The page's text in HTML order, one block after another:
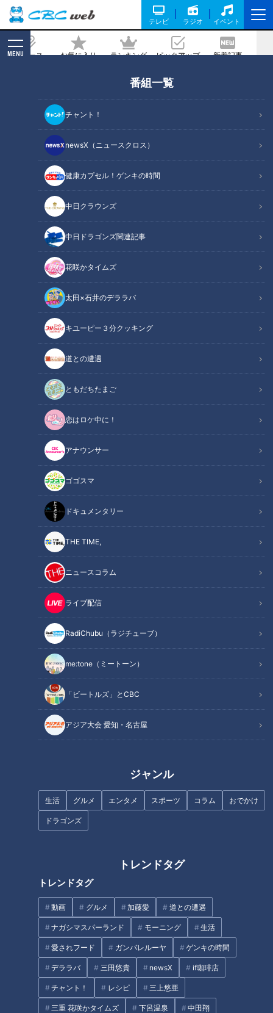
テレビ ラジオ イベント
ニュース お気に入り ランキング ピックアップ 新着記事
MENU
番組一覧
チャント！
newsX（ニュースクロス）
健康カプセル！ゲンキの時間
中日クラウンズ
中日ドラゴンズ関連記事
花咲かタイムズ
太田×石井のデララバ
キユーピー３分クッキング
道との遭遇
ともだちたまご
恋はロケ中に！
アナウンサー
ゴゴスマ
ドキュメンタリー
THE TIME,
ニュースコラム
ライブ配信
RadiChubu（ラジチューブ）
me:tone（ミートーン）
「ビートルズ」とCBC
アジア大会 愛知・名古屋
ジャンル
生活 グルメ エンタメ スポーツ コラム おでかけ
ドラゴンズ
トレンドタグ
トレンドタグ
動画 グルメ 加藤愛 道との遭遇
ナガシマスパーランド モーニング 生活
愛されフード ガンバレルーヤ ゲンキの時間
デララバ 三田悠貴 newsX if珈琲店
チャント！ レシピ 三上悠亜
三重 花咲かタイムズ 下呂温泉 中田翔
知・武豊町大足地区「蛇車まつり」【チ
ャント！】
2024/07/25 12:00
チャント！
OMATSURIちゃん
祭でアツイ人「OMATSURIちゃん」を寺坂頼我くんが探すコ
ーナー「OMATSURIちゃん」
今回は愛知・武豊町大足地区「蛇車まつり」に密着しました。
この記事の画像を見る
この記事を見たあなたへのおすすめ
友廣アナの自転車旅｜知多半島
から渥美半島の先端へ！新シリ
ーズ始動 125kmの自転車旅！
【チャント！特集】
「定休日を回るスタンプラリー
じゃないんですよ！」碧南＆西
尾でも連敗！？CBC友廣アナは
おすすめグルメにたどり着ける
「今の私の方が活きはいいでし
ょ！」CBC友廣アナvsアユ！？
つかみ取りリベンジの結果は？
中村彩賀の10000歩お宝さがし
125kmの自転車旅スタート！
生活 チャント！ 寺坂頼我
番組紹介
チャント！
OMATSURIちゃん